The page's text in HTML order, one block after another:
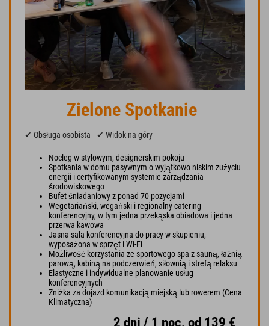
Zielone Spotkanie
✔ Obsługa osobista ✔ Widok na góry
Nocleg w stylowym, designerskim pokoju
Spotkania w domu pasywnym o wyjątkowo niskim zużyciu
energii i certyfikowanym systemie zarządzania
środowiskowego
Bufet śniadaniowy z ponad 70 pozycjami
Wegetariański, wegański i regionalny catering
konferencyjny, w tym jedna przekąska obiadowa i jedna
przerwa kawowa
Jasna sala konferencyjna do pracy w skupieniu,
wyposażona w sprzęt i Wi-Fi
Możliwość korzystania ze sportowego spa z sauną, łaźnią
parową, kabiną na podczerwień, siłownią i strefą relaksu
Elastyczne i indywidualne planowanie usług
konferencyjnych
Zniżka za dojazd komunikacją miejską lub rowerem (Cena
Klimatyczna)
2 dni / 1 noc, od 139 €